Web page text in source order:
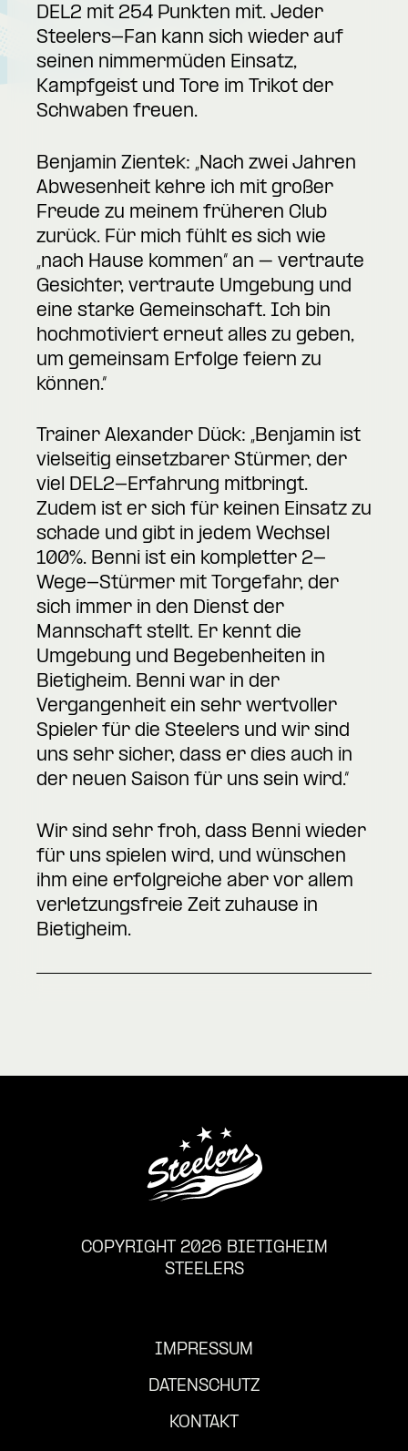
DEL2 mit 254 Punkten mit. Jeder
Steelers-Fan kann sich wieder auf
seinen nimmermüden Einsatz,
Kampfgeist und Tore im Trikot der
Schwaben freuen.
Benjamin Zientek: „Nach zwei Jahren
Abwesenheit kehre ich mit großer
Freude zu meinem früheren Club
zurück. Für mich fühlt es sich wie
„nach Hause kommen“ an – vertraute
Gesichter, vertraute Umgebung und
eine starke Gemeinschaft. Ich bin
hochmotiviert erneut alles zu geben,
um gemeinsam Erfolge feiern zu
können.“
Trainer Alexander Dück: „Benjamin ist
vielseitig einsetzbarer Stürmer, der
viel DEL2-Erfahrung mitbringt.
Zudem ist er sich für keinen Einsatz zu
schade und gibt in jedem Wechsel
100%. Benni ist ein kompletter 2-
Wege-Stürmer mit Torgefahr, der
sich immer in den Dienst der
Mannschaft stellt. Er kennt die
Umgebung und Begebenheiten in
Bietigheim. Benni war in der
Vergangenheit ein sehr wertvoller
Spieler für die Steelers und wir sind
uns sehr sicher, dass er dies auch in
der neuen Saison für uns sein wird.“
Wir sind sehr froh, dass Benni wieder
für uns spielen wird, und wünschen
ihm eine erfolgreiche aber vor allem
verletzungsfreie Zeit zuhause in
Bietigheim.
COPYRIGHT 2026 BIETIGHEIM
STEELERS
IMPRESSUM
DATENSCHUTZ
KONTAKT